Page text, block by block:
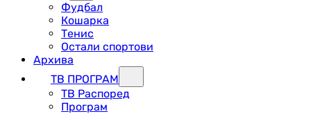
Фудбал
Кошарка
Тенис
Остали спортови
Архива
ТВ ПРОГРАМ
ТВ Распоред
Програм